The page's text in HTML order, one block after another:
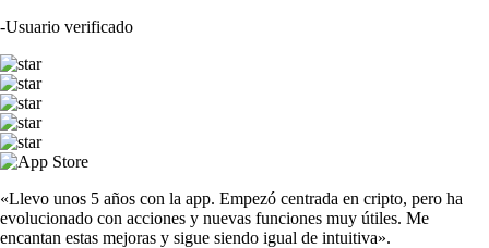
-Usuario verificado
«Llevo unos 5 años con la app. Empezó centrada en cripto, pero ha
evolucionado con acciones y nuevas funciones muy útiles. Me
encantan estas mejoras y sigue siendo igual de intuitiva».